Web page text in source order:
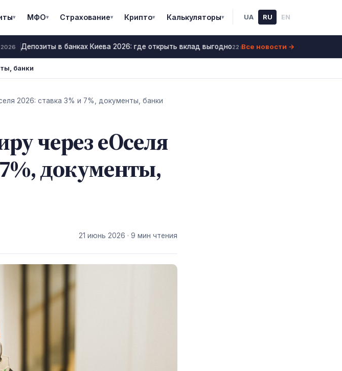
▾ МФО▾ Страхование▾ Крипто▾ Калькуляторы▾ UA RU EN
Депозиты в банках Киева 2026: где открыть вклад выгодно22 июнь 2026 Ставки по
Все новости →
банки
2026: ставка 3% и 7%, документы, банки
через еОселя
документы,
21 июнь 2026 · 9 мин чтения